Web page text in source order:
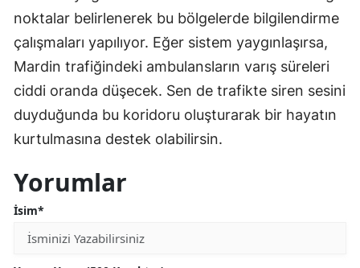
noktalar belirlenerek bu bölgelerde bilgilendirme
çalışmaları yapılıyor. Eğer sistem yaygınlaşırsa,
Mardin trafiğindeki ambulansların varış süreleri
ciddi oranda düşecek. Sen de trafikte siren sesini
duyduğunda bu koridoru oluşturarak bir hayatın
kurtulmasına destek olabilirsin.
Yorumlar
İsim*